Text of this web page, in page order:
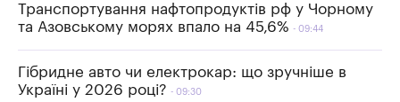
Транспортування нафтопродуктів рф у Чорному
та Азовському морях впало на 45,6%
09:44
Гібридне авто чи електрокар: що зручніше в
Україні у 2026 році?
09:30